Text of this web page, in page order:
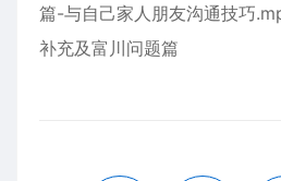
篇-与自己家人朋友沟通技巧
补充及富川问题篇